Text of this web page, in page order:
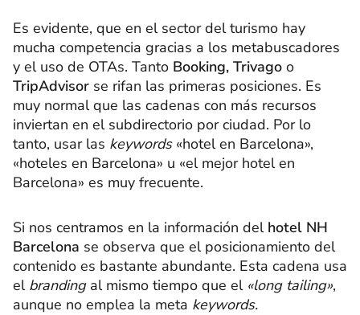
Es evidente, que en el sector del turismo hay
mucha competencia gracias a los metabuscadores
y el uso de OTAs. Tanto Booking, Trivago o
TripAdvisor se rifan las primeras posiciones. Es
muy normal que las cadenas con más recursos
inviertan en el subdirectorio por ciudad. Por lo
tanto, usar las keywords«hotel en Barcelona»,
«hoteles en Barcelona» u «el mejor hotel en
Barcelona» es muy frecuente.
Si nos centramos en la información del hotel NH
Barcelona se observa que el posicionamiento del
contenido es bastante abundante. Esta cadena usa
el brandingal mismo tiempo que el«long tailing»,
aunque no emplea la meta keywords.